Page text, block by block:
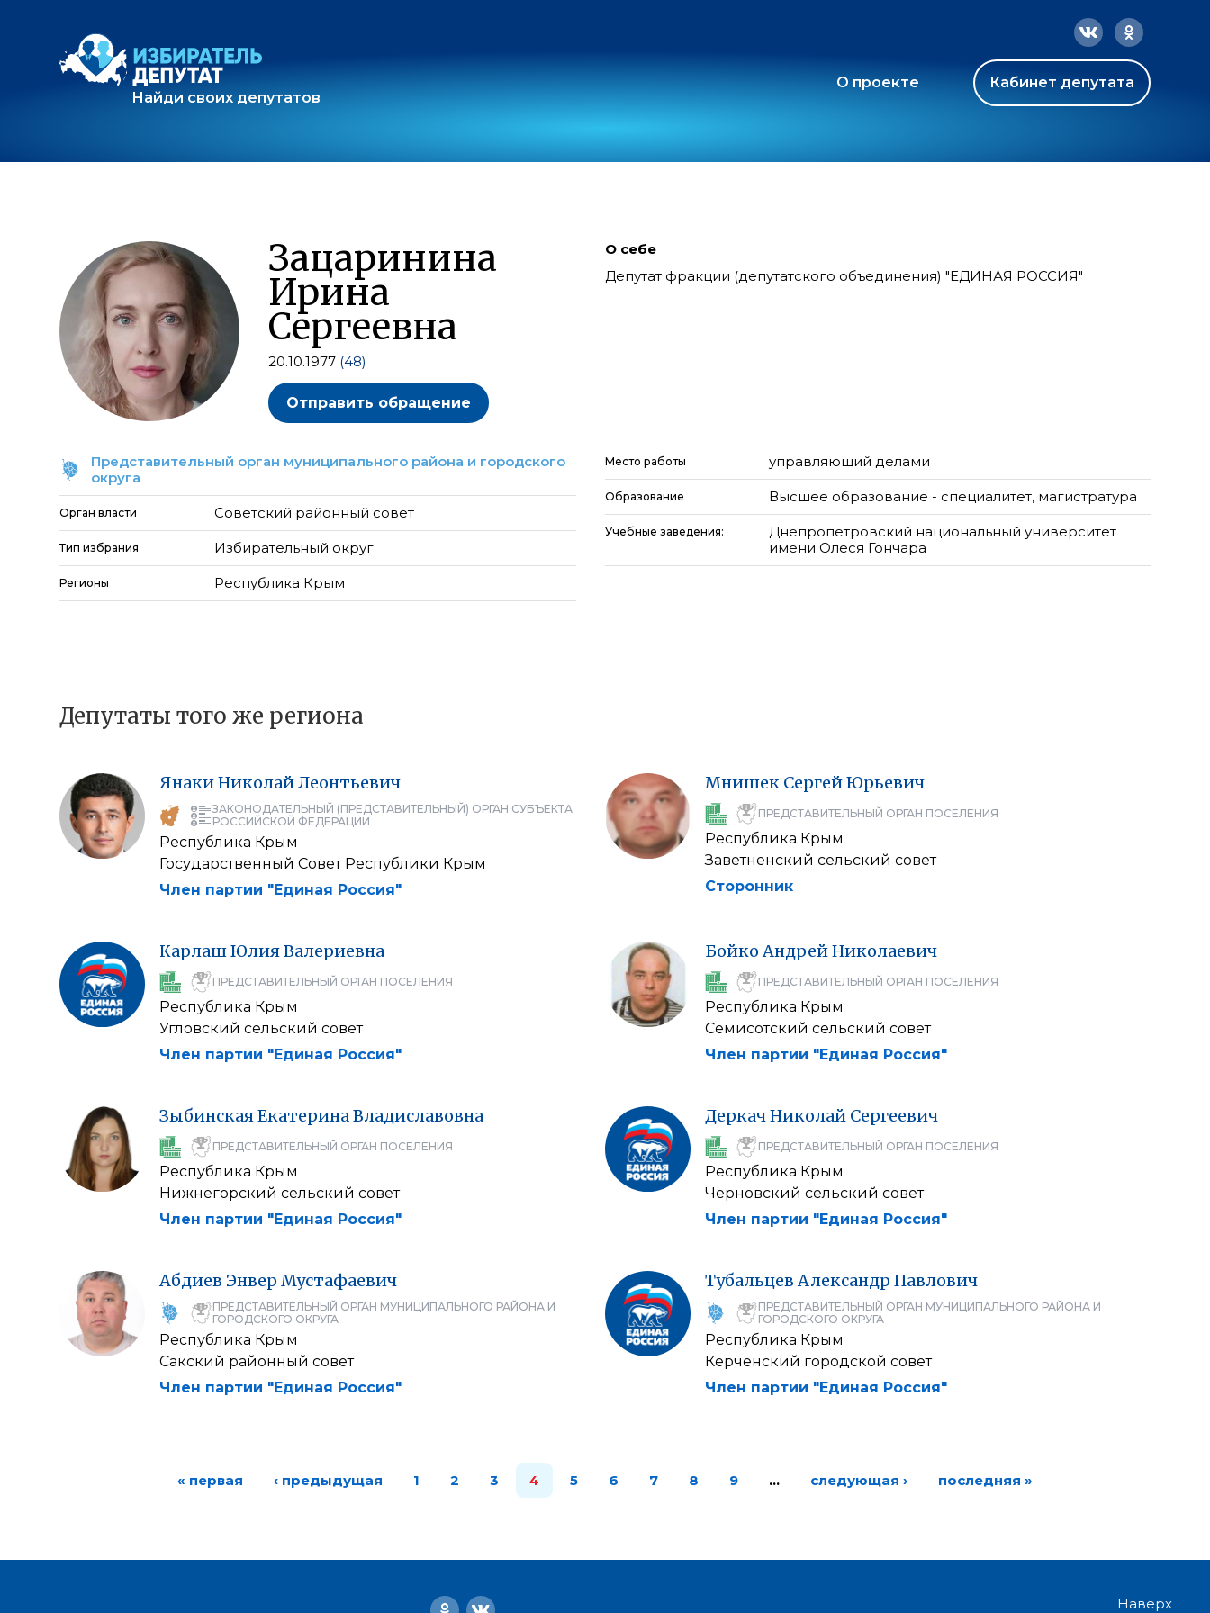
Найди своих депутатов
О проекте Кабинет депутата
Зацаринина
Ирина
Сергеевна
20.10.1977 (48)
Отправить обращение
О себе
Депутат фракции (депутатского объединения) "ЕДИНАЯ РОССИЯ"
Представительный орган муниципального района и городского
округа
Орган власти Советский районный совет
Тип избрания Избирательный округ
Регионы Республика Крым
Место работы управляющий делами
Образование Высшее образование - специалитет, магистратура
Учебные заведения:
Днепропетровский национальный университет
имени Олеся Гончара
Депутаты того же региона
ЯнакиНиколайЛеонтьевич
ЗАКОНОДАТЕЛЬНЫЙ (ПРЕДСТАВИТЕЛЬНЫЙ) ОРГАН СУБЪЕКТА
РОССИЙСКОЙ ФЕДЕРАЦИИ
Республика Крым
Государственный Совет Республики Крым
Член партии "Единая Россия"
Мнишек СергейЮрьевич
ПРЕДСТАВИТЕЛЬНЫЙ ОРГАН ПОСЕЛЕНИЯ
Республика Крым
Заветненский сельский совет
Сторонник
КарлашЮлияВалериевна
ПРЕДСТАВИТЕЛЬНЫЙ ОРГАН ПОСЕЛЕНИЯ
Республика Крым
Угловский сельский совет
Член партии "Единая Россия"
Бойко АндрейНиколаевич
ПРЕДСТАВИТЕЛЬНЫЙ ОРГАН ПОСЕЛЕНИЯ
Республика Крым
Семисотский сельский совет
Член партии "Единая Россия"
ЗыбинскаяЕкатеринаВладиславовна
ПРЕДСТАВИТЕЛЬНЫЙ ОРГАН ПОСЕЛЕНИЯ
Республика Крым
Нижнегорский сельский совет
Член партии "Единая Россия"
ДеркачНиколай Сергеевич
ПРЕДСТАВИТЕЛЬНЫЙ ОРГАН ПОСЕЛЕНИЯ
Республика Крым
Черновский сельский совет
Член партии "Единая Россия"
Абдиев Энвер Мустафаевич
ПРЕДСТАВИТЕЛЬНЫЙ ОРГАН МУНИЦИПАЛЬНОГО РАЙОНА И
ГОРОДСКОГО ОКРУГА
Республика Крым
Сакский районный совет
Член партии "Единая Россия"
Тубальцев Александр Павлович
ПРЕДСТАВИТЕЛЬНЫЙ ОРГАН МУНИЦИПАЛЬНОГО РАЙОНА И
ГОРОДСКОГО ОКРУГА
Республика Крым
Керченский городской совет
Член партии "Единая Россия"
« первая ‹ предыдущая 1 2 3 4 5 6 7 8 9 … следующая › последняя »
Наверх